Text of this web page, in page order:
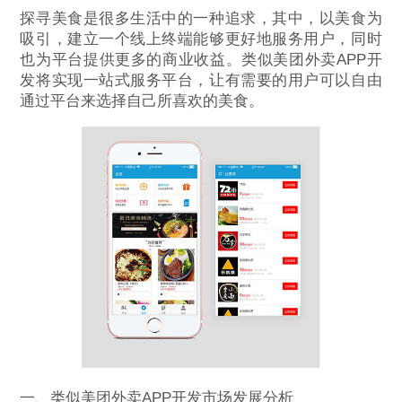
探寻美食是很多生活中的一种追求，其中，以美食为
吸引，建立一个线上终端能够更好地服务用户，同时
也为平台提供更多的商业收益。类似美团外卖APP开
发将实现一站式服务平台，让有需要的用户可以自由
通过平台来选择自己所喜欢的美食。
一、类似美团外卖APP开发市场发展分析